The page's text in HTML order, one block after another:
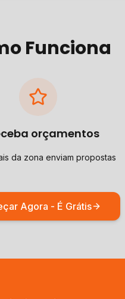
Funciona
orçamentos
da zona enviam propostas
Agora - É Grátis